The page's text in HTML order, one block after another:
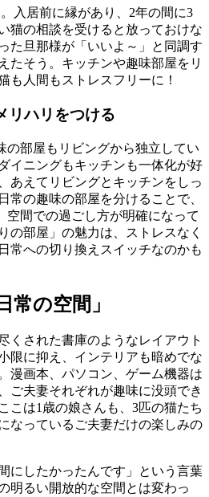
入居前に縁があり、2年の間に3
猫の相談を受けると放っておけな
た旦那様が「いいよ～」と同調す
たそう。キッチンや趣味部屋をリ
も人間もストレスフリーに！
リハリをつける
の部屋もリビングから独立してい
イニングもキッチンも一体化が好
あえてリビングとキッチンをしっ
常の趣味の部屋を分けることで、
空間での過ごし方が明確になって
の部屋」の魅力は、ストレスなく
常への切り換えスイッチなのかも
常の空間」
くされた書庫のようなレイアウト
限に抑え、インテリアも暗めでな
漫画本、パソコン、ゲーム機器は
ご夫妻それぞれが趣味に没頭でき
こは1歳の娘さんも、3匹の猫たち
なっているご夫妻だけの楽しみの
にしたかったんです」という言葉
明るい開放的な空間とは変わっ